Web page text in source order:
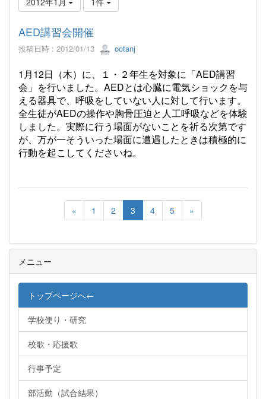
AED講習会開催
投稿日時 : 2012/01/13 ootanj
1月12日（木）に、１・２年生を対象に「AED講習
会」を行いました。AEDとは心臓に電気ショックを与
える器具で、呼吸をしていない人に対して行います。
全生徒がAEDの操作や胸骨圧迫と人工呼吸などを体験
しました。実際に行う場面がないことを祈る次第です
が、万が一そういった場面に遭遇したときは積極的に
行動を起こしてくださいね。
« 1 2 3 4 5 »
メニュー
トップページへ←
学校便り・研究
校歌・応援歌
行事予定
部活動（試合結果）